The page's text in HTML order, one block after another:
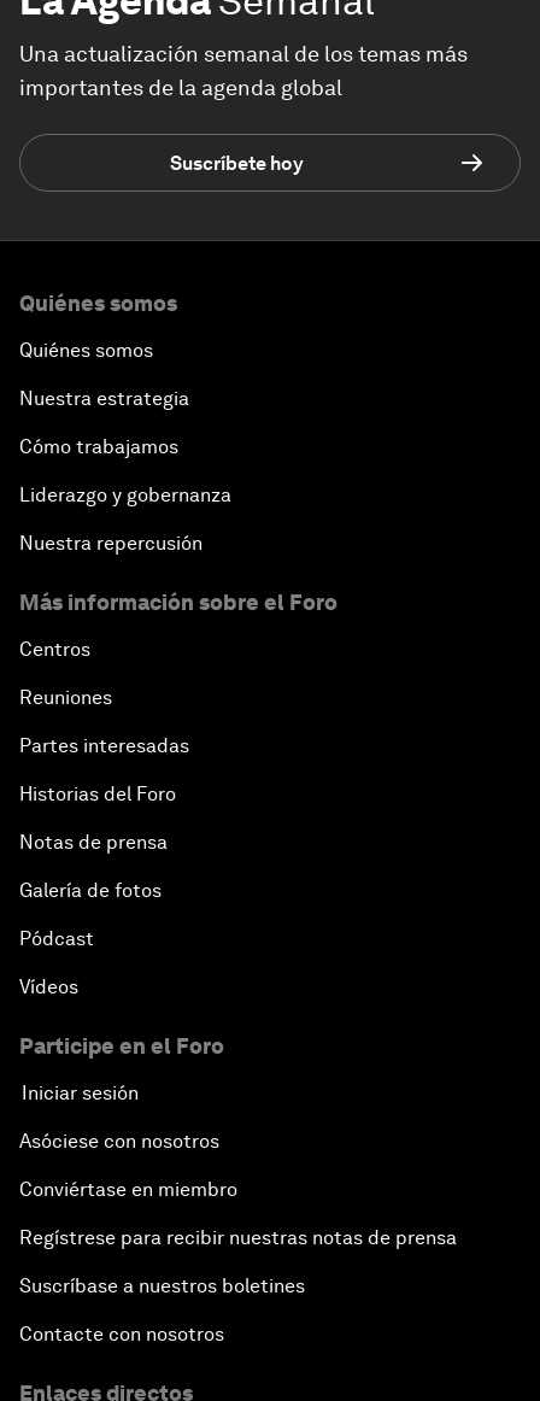
Una actualización semanal de los temas más
importantes de la agenda global
Suscríbete hoy
Quiénes somos
Quiénes somos
Nuestra estrategia
Cómo trabajamos
Liderazgo y gobernanza
Nuestra repercusión
Más información sobre el Foro
Centros
Reuniones
Partes interesadas
Historias del Foro
Notas de prensa
Galería de fotos
Pódcast
Vídeos
Participe en el Foro
Iniciar sesión
Asóciese con nosotros
Conviértase en miembro
Regístrese para recibir nuestras notas de prensa
Suscríbase a nuestros boletines
Contacte con nosotros
Enlaces directos